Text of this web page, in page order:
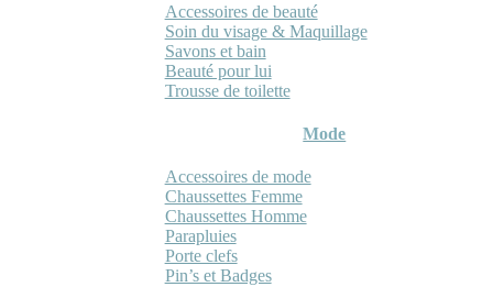
Accessoires de beauté
Soin du visage & Maquillage
Savons et bain
Beauté pour lui
Trousse de toilette
Mode
Accessoires de mode
Chaussettes Femme
Chaussettes Homme
Parapluies
Porte clefs
Pin’s et Badges